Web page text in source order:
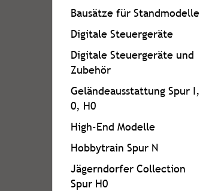
Bausätze für Standmodelle
Digitale Steuergeräte
Digitale Steuergeräte und
Zubehör
Geländeausstattung Spur I,
0, H0
High-End Modelle
Hobbytrain Spur N
Jägerndorfer Collection
Spur H0